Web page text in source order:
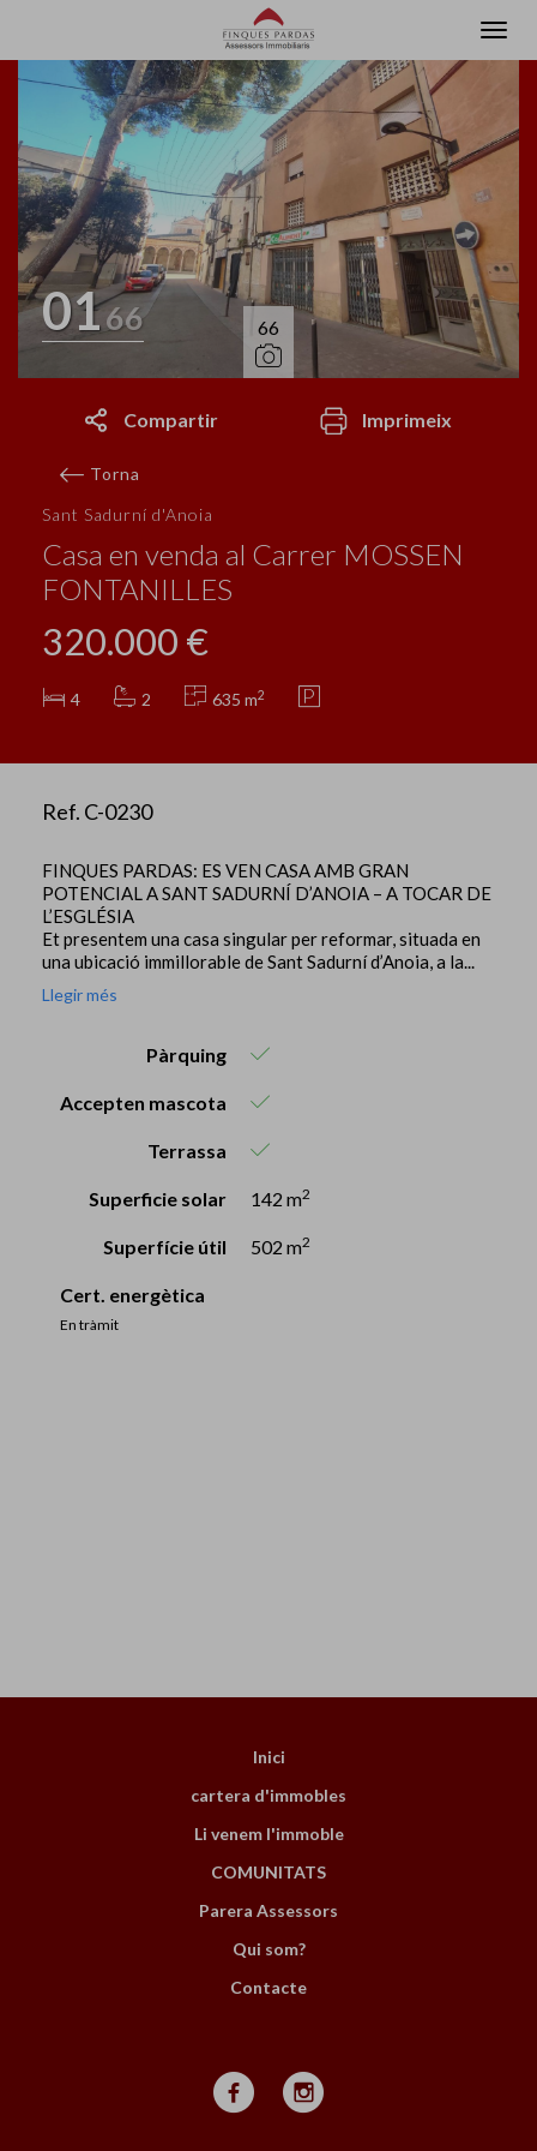
0166 66
Compartir Imprimeix
Torna
Sant Sadurní d'Anoia
Casa en venda al Carrer MOSSEN
FONTANILLES
320.000 €
4 2 635 m2
Ref. C-0230
FINQUES PARDAS: ES VEN CASA AMB GRAN
POTENCIAL A SANT SADURNÍ D’ANOIA – A TOCAR DE
L’ESGLÉSIA
Et presentem una casa singular per reformar, situada en
una ubicació immillorable de Sant Sadurní d’Anoia, a la...
Llegir més
Pàrquing
Accepten mascota
Terrassa
Superficie solar 142 m2
Superfície útil 502 m2
Cert. energètica
En tràmit
Inici
cartera d'immobles
Li venem l'immoble
COMUNITATS
Parera Assessors
Qui som?
Contacte